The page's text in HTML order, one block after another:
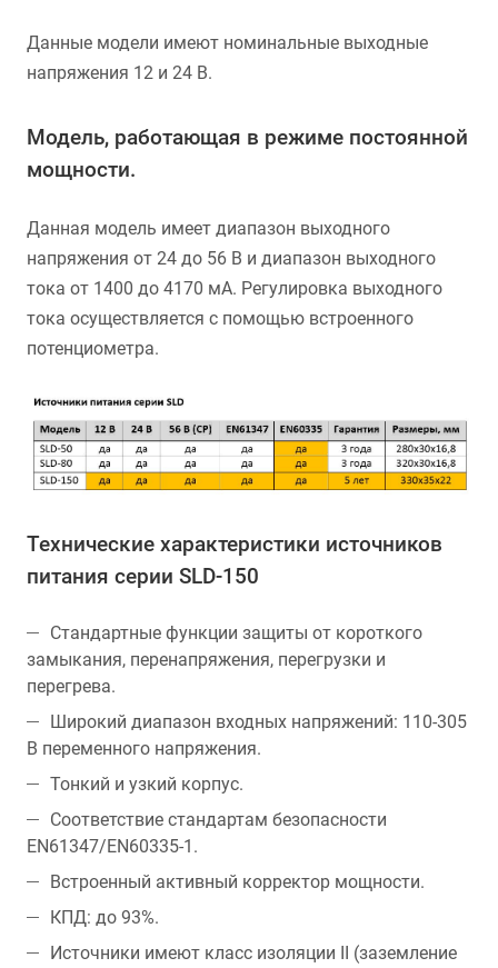
Данные модели имеют номинальные выходные
напряжения 12 и 24 В.
Модель, работающая в режиме постоянной
мощности.
Данная модель имеет диапазон выходного
напряжения от 24 до 56 В и диапазон выходного
тока от 1400 до 4170 мА. Регулировка выходного
тока осуществляется с помощью встроенного
потенциометра.
Технические характеристики источников
питания серии SLD-150
Стандартные функции защиты от короткого
замыкания, перенапряжения, перегрузки и
перегрева.
Широкий диапазон входных напряжений: 110-305
В переменного напряжения.
Тонкий и узкий корпус.
Соответствие стандартам безопасности
EN61347/EN60335-1.
Встроенный активный корректор мощности.
КПД: до 93%.
Источники имеют класс изоляции II (заземление